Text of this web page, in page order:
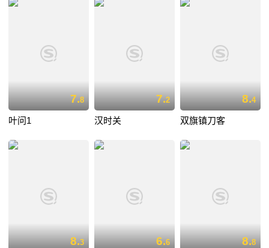
7.8
叶问1
7.2
汉时关
8.4
双旗镇刀客
8.3 6.6 8.8